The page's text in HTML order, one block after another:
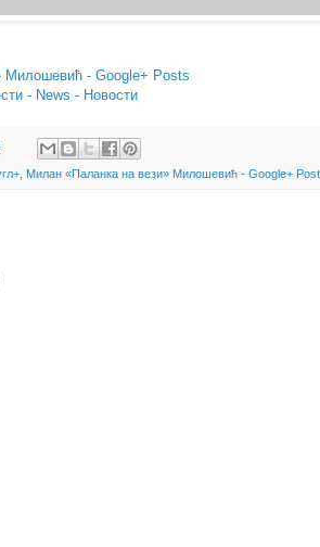
Милошевић - Google+ Posts
- News - Новости
Милан «Паланка на вези» Милошевић - Google+